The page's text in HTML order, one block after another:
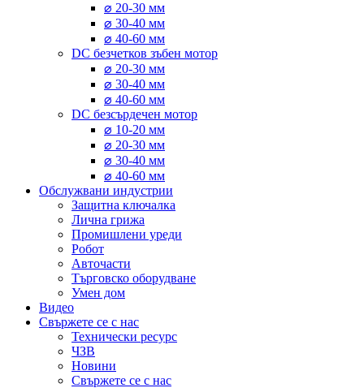
⌀ 20-30 мм
⌀ 30-40 мм
⌀ 40-60 мм
DC безчетков зъбен мотор
⌀ 20-30 мм
⌀ 30-40 мм
⌀ 40-60 мм
DC безсърдечен мотор
⌀ 10-20 мм
⌀ 20-30 мм
⌀ 30-40 мм
⌀ 40-60 мм
Обслужвани индустрии
Защитна ключалка
Лична грижа
Промишлени уреди
Робот
Авточасти
Търговско оборудване
Умен дом
Видео
Свържете се с нас
Технически ресурс
ЧЗВ
Новини
Свържете се с нас